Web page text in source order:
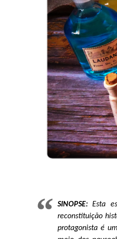
SINOPSE:Esta
reconstituição
protagonista é